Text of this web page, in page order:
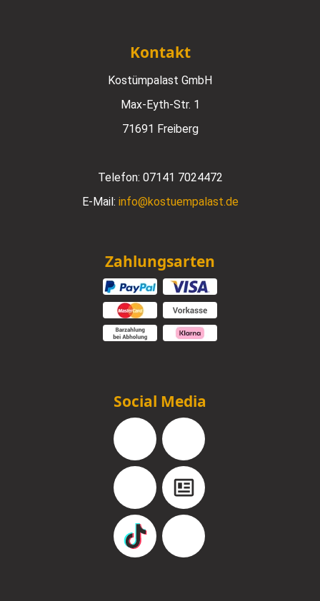
Kontakt
Kostümpalast GmbH
Max-Eyth-Str. 1
71691 Freiberg
Telefon: 07141 7024472
E-Mail: info@kostuempalast.de
Zahlungsarten
Social Media
Facebook Instagram
YouTube Blog
TikTok Pinterest